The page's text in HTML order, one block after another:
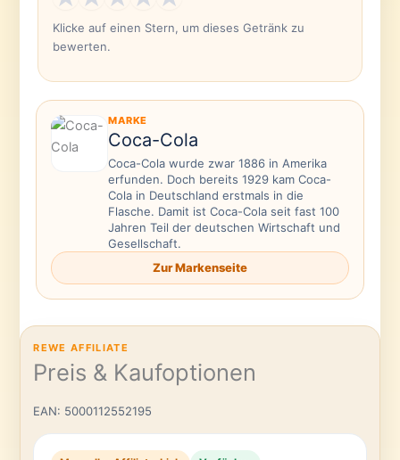
Klicke auf einen Stern, um dieses Getränk zu
bewerten.
MARKE
Coca-Cola
Coca-Cola wurde zwar 1886 in Amerika
erfunden. Doch bereits 1929 kam Coca-
Cola in Deutschland erstmals in die
Flasche. Damit ist Coca-Cola seit fast 100
Jahren Teil der deutschen Wirtschaft und
Gesellschaft.
Zur Markenseite
REWE AFFILIATE
Preis & Kaufoptionen
EAN: 5000112552195